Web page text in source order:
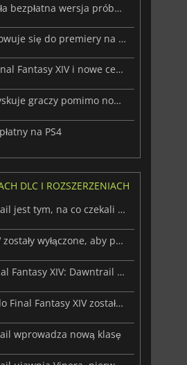
W Final Fantasy XIV ruszyła bezpłatna wersja próbna na Nintendo Switch 2
Final Fantasy XIV przygotowuje się do premiery na Xbox z otwartą betą
Wznowienie sprzedaży Final Fantasy XIV i nowe centrum danych
Final Fantasy XIV wciąż zyskuje graczy pomimo nowej łatki World of Warcraft
na PS4
DLC I ROZSZERZENIACH
Final Fantasy XIV: Dawntrail jest tym, na co czekali gracze
Serwery Final Fantasy XIV zostały wyłączone, aby przygotować się do premiery Dawntrail
Zwiastun premierowy Final Fantasy XIV: Dawntrail zwiększa zainteresowanie rozszerzeniem
Rozszerzenie Dawntrail do Final Fantasy XIV zostało opóźnione z powodu... Elden Ring
wprowadza nową klasę